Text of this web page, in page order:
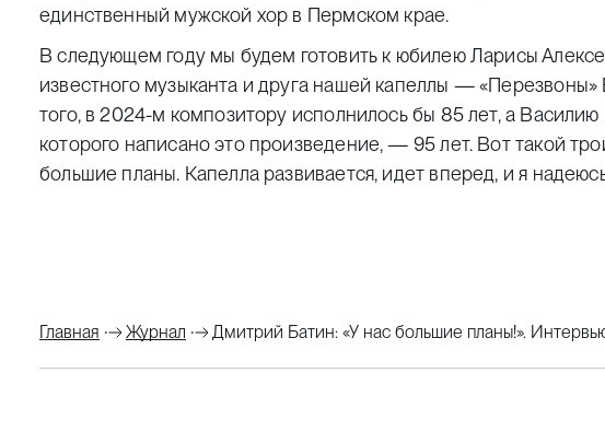
единственный мужской хор в Пермском крае.
В следующем году мы будем готовить к юбилею Ларисы
известного музыканта и друга нашей капеллы — «Перезвоны»
того, в 2024-м композитору исполнилось бы 85 лет, а
которого написано это произведение, — 95 лет. Вот такой
большие планы. Капелла развивается, идет вперед, и я
Главная Журнал Дмитрий Батин: «У нас большие планы!».